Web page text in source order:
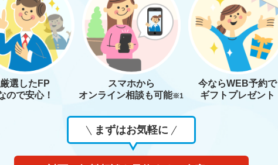
厳選したFP
ので安心！
スマホから
オンライン相談も可能※1
今ならWEB予約で
ギフトプレゼント
まずはお気軽に